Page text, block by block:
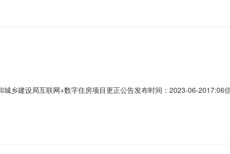
乡建设局互联网+数字住房项目更正公告发布时间：2023-06-2017:06
：互联网+数字住房项目3、首次公告日期：2023-06-194、本项目